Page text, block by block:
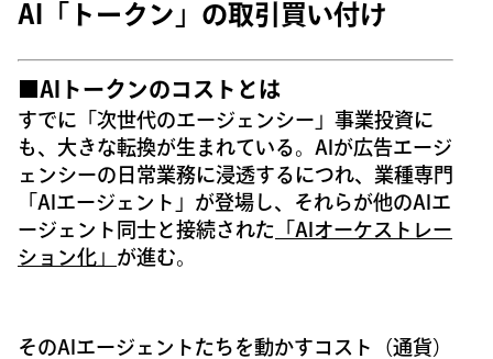
AI「トークン」の取引買い付け
■AIトークンのコストとは
すでに「次世代のエージェンシー」事業投資に
も、大きな転換が生まれている。AIが広告エージ
ェンシーの日常業務に浸透するにつれ、業種専門
「AIエージェント」が登場し、それらが他のAIエ
ージェント同士と接続された 「AIオーケストレー
ション化」 が進む。
そのAIエージェントたちを動かすコスト（通貨）